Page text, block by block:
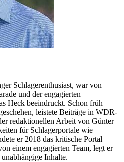
Schlagerenthusiast, war von
und der engagierten
Heck beeindruckt. Schon früh
leistete Beiträge in WDR-
redaktionellen Arbeit von Günter
für Schlagerportale wie
er 2018 das kritische Portal
einem engagierten Team, legt er
Inhalte.